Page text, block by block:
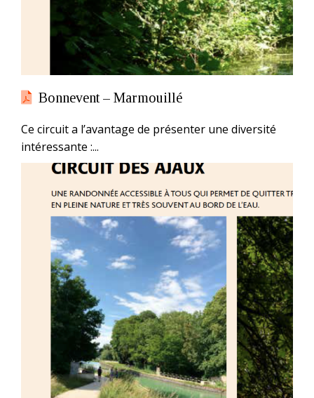
Bonnevent – Marmouillé
Ce circuit a l’avantage de présenter une diversité
intéressante :...